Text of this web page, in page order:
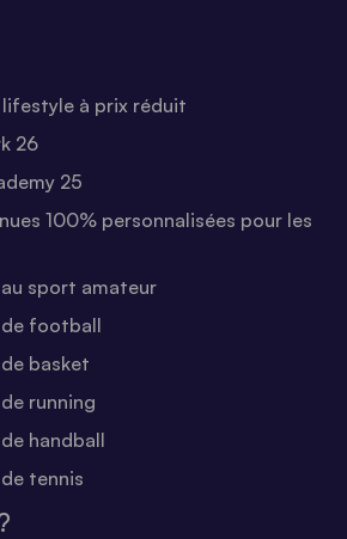
à prix réduit
26
25
100% personnalisées pour les
sport amateur
football
basket
running
handball
tennis